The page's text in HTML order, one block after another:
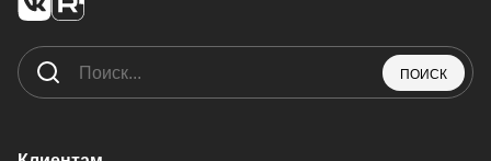
ПОИСК